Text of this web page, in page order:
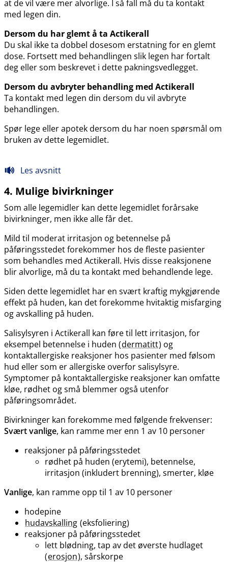
at de vil være mer alvorlige. I så fall må du ta kontakt
med legen din.
Dersom du har glemt å ta Actikerall
Du skal ikke ta dobbel dosesom erstatning for en glemt
dose. Fortsett med behandlingen slik legen har fortalt
deg eller som beskrevet i dette pakningsvedlegget.
Dersom du avbryter behandling med Actikerall
Ta kontakt med legen din dersom du vil avbryte
behandlingen.
Spør lege eller apotek dersom du har noen spørsmål om
bruken av dette legemidlet.
Les avsnitt
4. Mulige bivirkninger
Som alle legemidler kan dette legemidlet forårsake
bivirkninger, men ikke alle får det.
Mild til moderat irritasjon og betennelse på
påføringsstedet forekommer hos de fleste pasienter
som behandles med Actikerall. Hvis disse reaksjonene
blir alvorlige, må du ta kontakt med behandlende lege.
Siden dette legemidlet har en svært kraftig mykgjørende
effekt på huden, kan det forekomme hvitaktig misfarging
og avskalling på huden.
Salisylsyren i Actikerall kan føre til lett irritasjon, for
eksempel betennelse i huden (dermatitt) og
kontaktallergiske reaksjoner hos pasienter med følsom
hud eller som er allergiske overfor salisylsyre.
Symptomer på kontaktallergiske reaksjoner kan omfatte
kløe, rødhet og små blemmer også utenfor
påføringsområdet.
Bivirkninger kan forekomme med følgende frekvenser:
Svært vanlige, kan ramme mer enn 1 av 10 personer
reaksjoner på påføringsstedet
rødhet på huden (erytemi), betennelse,
irritasjon (inkludert brenning), smerter, kløe
Vanlige, kan ramme opp til 1 av 10 personer
hodepine
hudavskalling (eksfoliering)
reaksjoner på påføringsstedet
lett blødning, tap av det øverste hudlaget
(erosjon), sårskorpe